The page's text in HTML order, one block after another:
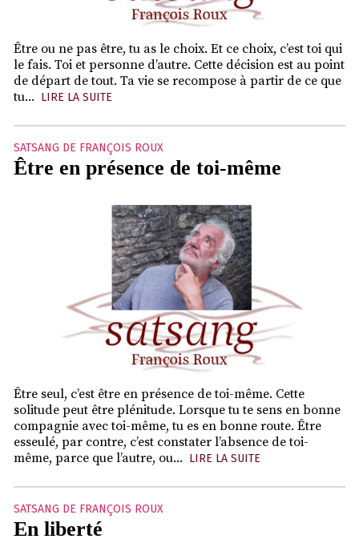
Être ou ne pas être, tu as le choix. Et ce choix, c’est toi qui
le fais. Toi et personne d’autre. Cette décision est au point
de départ de tout. Ta vie se recompose à partir de ce que
tu... LIRE LA SUITE
SATSANG DE FRANÇOIS ROUX
Être en présence de toi-même
Être seul, c’est être en présence de toi-même. Cette
solitude peut être plénitude. Lorsque tu te sens en bonne
compagnie avec toi-même, tu es en bonne route. Être
esseulé, par contre, c’est constater l’absence de toi-
même, parce que l’autre, ou... LIRE LA SUITE
SATSANG DE FRANÇOIS ROUX
En liberté